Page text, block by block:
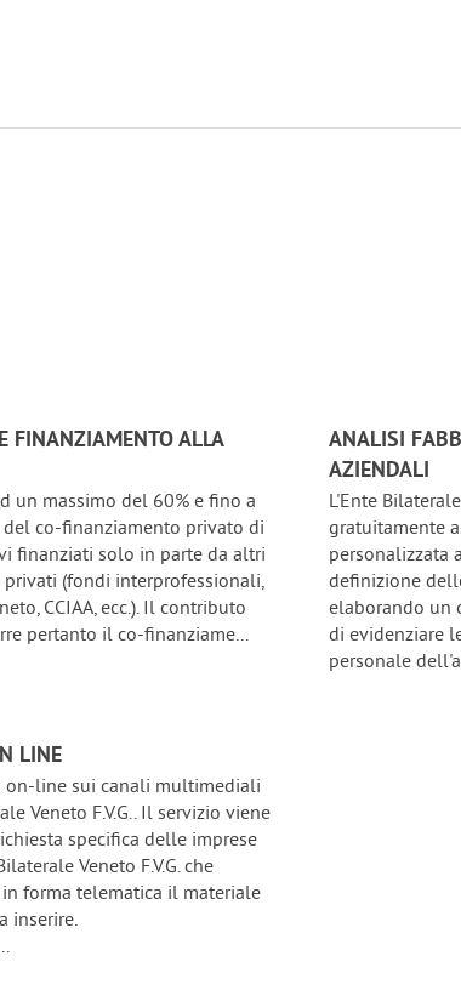
FINANZIAMENTO ALLA
un massimo del 60% e fino a
co-finanziamento privato di
finanziati solo in parte da altri
(fondi interprofessionali,
CCIAA, ecc.). Il contributo
pertanto il co-finanziame...
ANALISI
AZIENDALI
L'Ente
gratuitamente
personalizzata
definizione
elaborando un
di evidenziare
personale
LINE
on-line sui canali multimediali
Veneto F.V.G.. Il servizio viene
specifica delle imprese
Veneto F.V.G. che
forma telematica il materiale
inserire.